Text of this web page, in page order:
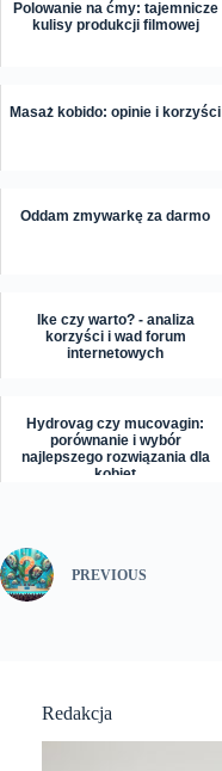
Polowanie na ćmy: tajemnicze
kulisy produkcji filmowej
Masaż kobido: opinie i korzyści
Oddam zmywarkę za darmo
Ike czy warto? - analiza
korzyści i wad forum
internetowych
Hydrovag czy mucovagin:
porównanie i wybór
najlepszego rozwiązania dla
kobiet
PREVIOUS
Redakcja